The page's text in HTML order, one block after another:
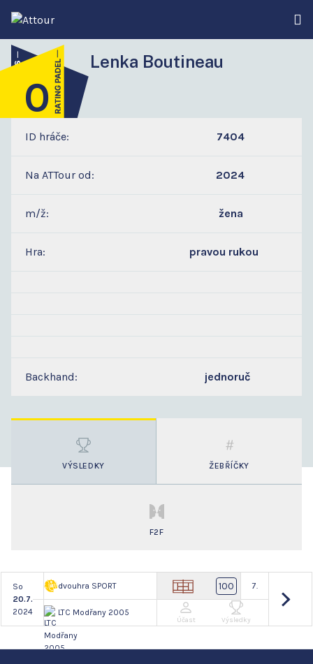
Lenka Boutineau
3
0
ID hráče: 7404
Na ATTour od: 2024
m/ž: žena
Hra: pravou rukou
Backhand: jednoruč
VÝSLEDKY ŽEBŘÍČKY
F2F
So
20.7.
2024
dvouhra SPORT
LTC Modřany 2005
100 7.
Účast Výsledky